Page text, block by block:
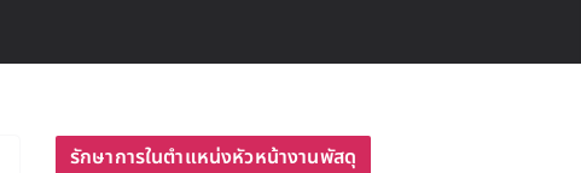
รักษาการในตำแหน่งหัวหน้างานพัสดุ